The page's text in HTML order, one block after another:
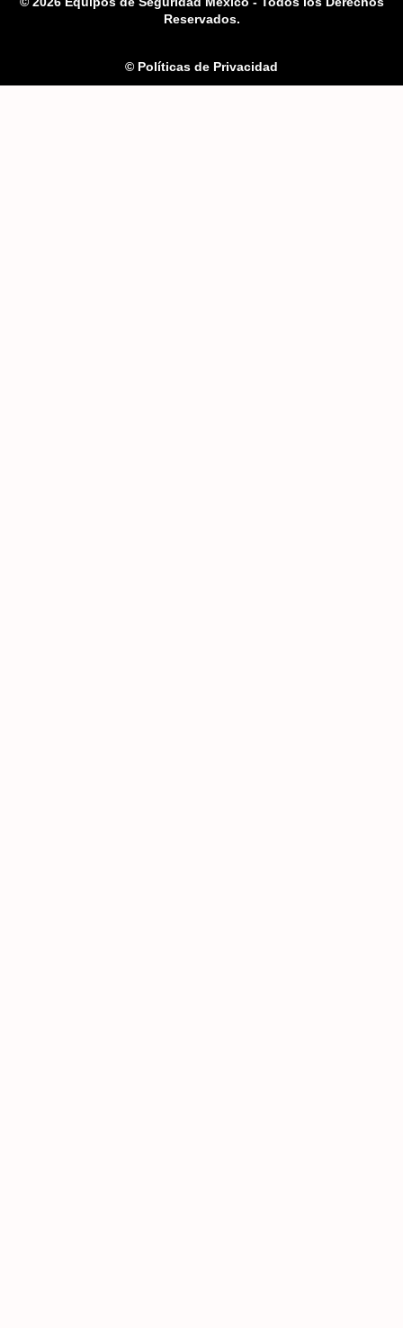
Reservados.
© Políticas de Privacidad